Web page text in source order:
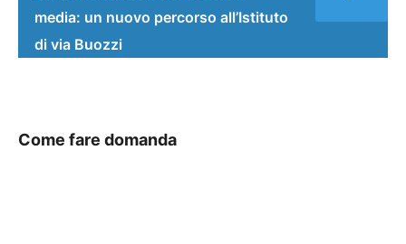
media: un nuovo percorso all’Istituto
di via Buozzi
Come fare domanda